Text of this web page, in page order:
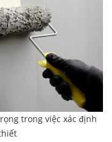
trong việc xác định